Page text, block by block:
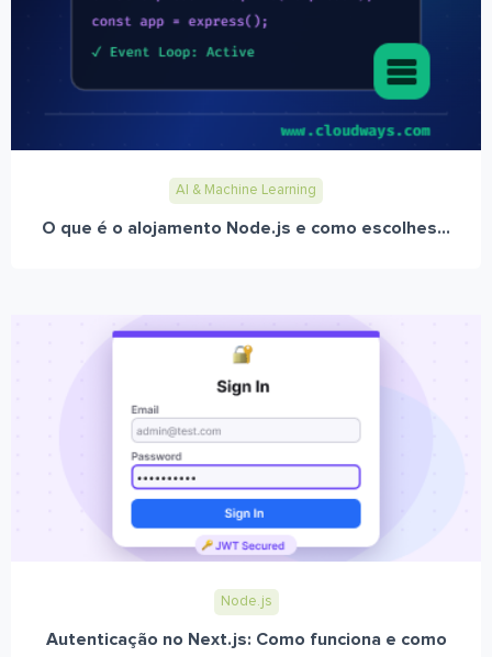
AI & Machine Learning
O que é o alojamento Node.js e como escolhes...
Node.js
Autenticação no Next.js: Como funciona e como